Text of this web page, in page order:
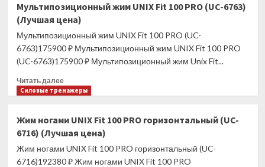
цена)
ДИСК
«АНТАТ»
ТРЕНИРОВОЧНЫЙ
ОБРЕЗИНЕННЫЙ
КГ,
ПОСАДОЧНЫЙ
ДИАМЕТР
(Лучшая
цена)
Мультипозиционный жим UNIX Fit 100 PRO (UC-6763)
(Лучшая цена)
Мультипозиционный жим UNIX Fit 100 PRO (UC-
6763)175900 ₽ Мультипозиционный жим UNIX Fit 100 PRO
(UC-6763)175900 ₽ Мультипозиционный жим Unix Fit...
Читать далееПрочитать
больше
жим
UNIX
Fit
100
Силовые тренажеры
Жим ногами UNIX Fit 100 PRO горизонтальный (UC-
6716) (Лучшая цена)
Жим ногами UNIX Fit 100 PRO горизонтальный (UC-
6716)192380 ₽ Жим ногами UNIX Fit 100 PRO